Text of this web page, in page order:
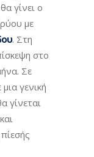
γίνει ο
με
. Στη
στο
Σε
γενική
γίνεται